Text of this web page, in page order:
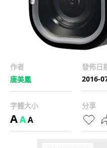
作者
唐美鳳
發佈日
2016-
字體大小
AAA
分享